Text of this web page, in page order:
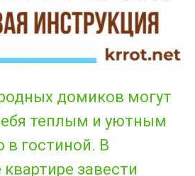
домиков могут
теплым и уютным
в гостиной. В
завести